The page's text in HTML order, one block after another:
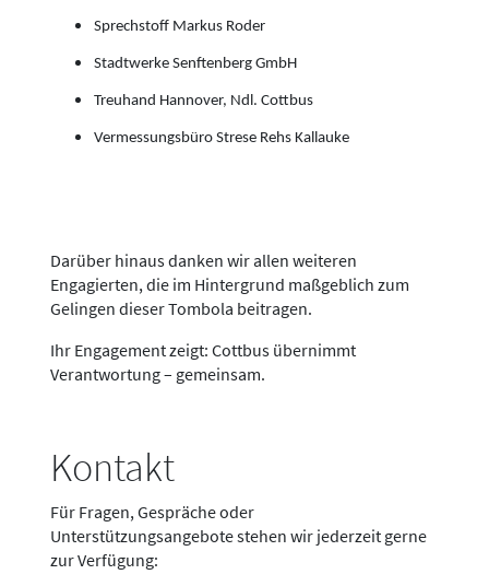
Sprechstoff Markus Roder
Stadtwerke Senftenberg GmbH
Treuhand Hannover, Ndl. Cottbus
Vermessungsbüro Strese Rehs Kallauke
Darüber hinaus danken wir allen weiteren
Engagierten, die im Hintergrund maßgeblich zum
Gelingen dieser Tombola beitragen.
Ihr Engagement zeigt: Cottbus übernimmt
Verantwortung – gemeinsam.
Kontakt
Für Fragen, Gespräche oder
Unterstützungsangebote stehen wir jederzeit gerne
zur Verfügung: